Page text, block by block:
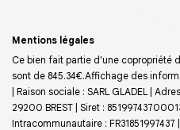
Mentions légales
Ce bien fait partie d'une copropriété
sont de 845.34€.Affichage des
| Raison sociale : SARL GLADEL |
29200 BREST | Siret :
Intracommunautaire :